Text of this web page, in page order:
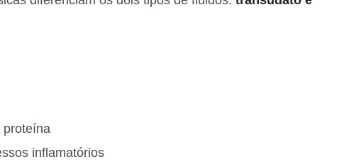
proteína
inflamatórios